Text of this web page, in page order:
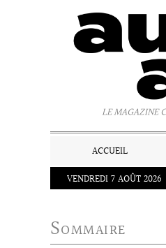
LE MAGAZINE
ACCUEIL
VENDREDI 7 AOÛT 2026
Sommaire
Panneau de gestion des cookies